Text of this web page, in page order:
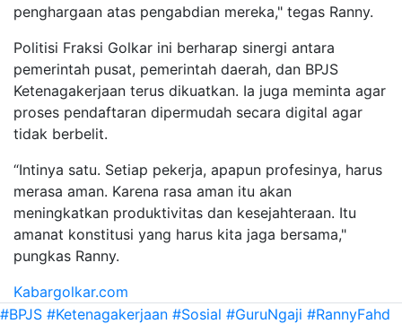
penghargaan atas pengabdian mereka," tegas Ranny.
Politisi Fraksi Golkar ini berharap sinergi antara
pemerintah pusat, pemerintah daerah, dan BPJS
Ketenagakerjaan terus dikuatkan. Ia juga meminta agar
proses pendaftaran dipermudah secara digital agar
tidak berbelit.
“Intinya satu. Setiap pekerja, apapun profesinya, harus
merasa aman. Karena rasa aman itu akan
meningkatkan produktivitas dan kesejahteraan. Itu
amanat konstitusi yang harus kita jaga bersama,"
pungkas Ranny.
Kabargolkar.com
#BPJS #Ketenagakerjaan #Sosial #GuruNgaji #RannyFahd